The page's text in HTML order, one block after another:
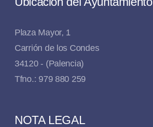
Plaza Mayor, 1
Carrión de los Condes
34120 - (Palencia)
Tfno.: 979 880 259
NOTA LEGAL